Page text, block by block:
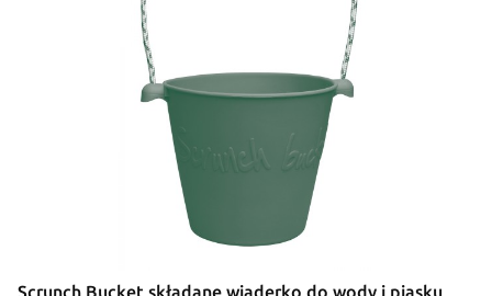
Scrunch Bucket składane wiaderko do wody i piasku